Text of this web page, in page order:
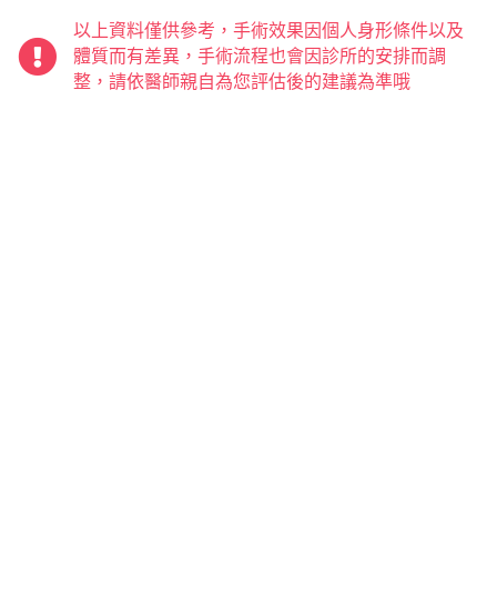
以上資料僅供參考，手術效果因個人身形條件以及
體質而有差異，手術流程也會因診所的安排而調
整，請依醫師親自為您評估後的建議為準哦